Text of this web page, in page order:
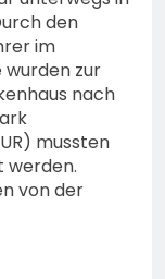
den
im
zur
nach
mussten
werden.
von der